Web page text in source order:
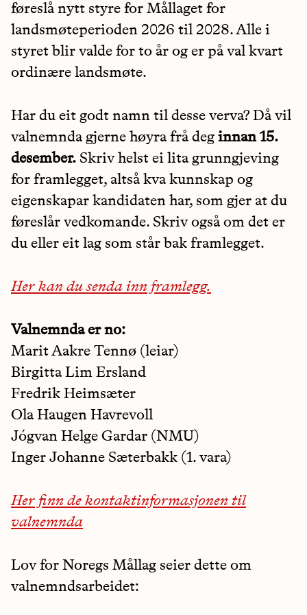
føreslå nytt styre for Mållaget for
landsmøteperioden 2026 til 2028. Alle i
styret blir valde for to år og er på val kvart
ordinære landsmøte.
Har du eit godt namn til desse verva? Då vil
valnemnda gjerne høyra frå deg innan 15.
desember. Skriv helst ei lita grunngjeving
for framlegget, altså kva kunnskap og
eigenskapar kandidaten har, som gjer at du
føreslår vedkomande. Skriv også om det er
du eller eit lag som står bak framlegget.
Her kan du senda inn framlegg.
Valnemnda er no:
Marit Aakre Tennø (leiar)
Birgitta Lim Ersland
Fredrik Heimsæter
Ola Haugen Havrevoll
Jógvan Helge Gardar (NMU)
Inger Johanne Sæterbakk (1. vara)
Her finn de kontaktinformasjonen til
valnemnda
Lov for Noregs Mållag seier dette om
valnemndsarbeidet: